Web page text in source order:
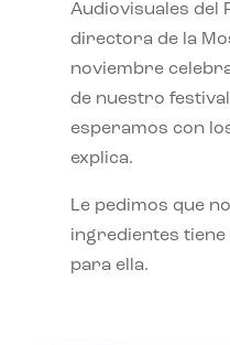
Audiovisuales del
directora de la
noviembre
de nuestro
esperamos con
explica.
Le pedimos que
ingredientes tiene
para ella.